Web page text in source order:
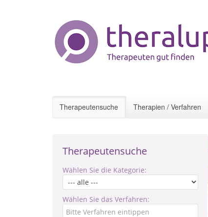
Therapeutensuche Therapien / Verfahren
Therapeutensuche
Wählen Sie die Kategorie:
Wählen Sie das Verfahren: